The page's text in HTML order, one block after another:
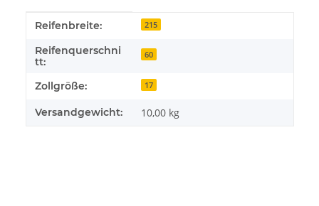
Produkteigenschaft
Wert
Reifenbreite: 215
Reifenquerschni
tt:
60
Zollgröße: 17
Versandgewicht: 10,00 kg